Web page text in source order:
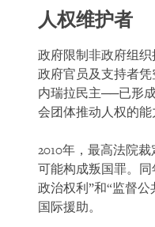
人权维护者
政府限制非政府组
政府官员及支持者
内瑞拉民主──已形
会团体推动人权的能
2010年，最高法院
可能构成叛国罪。
政治权利”和“监督
国际援助。